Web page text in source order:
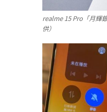
realme 15 Pro「月輝
供）